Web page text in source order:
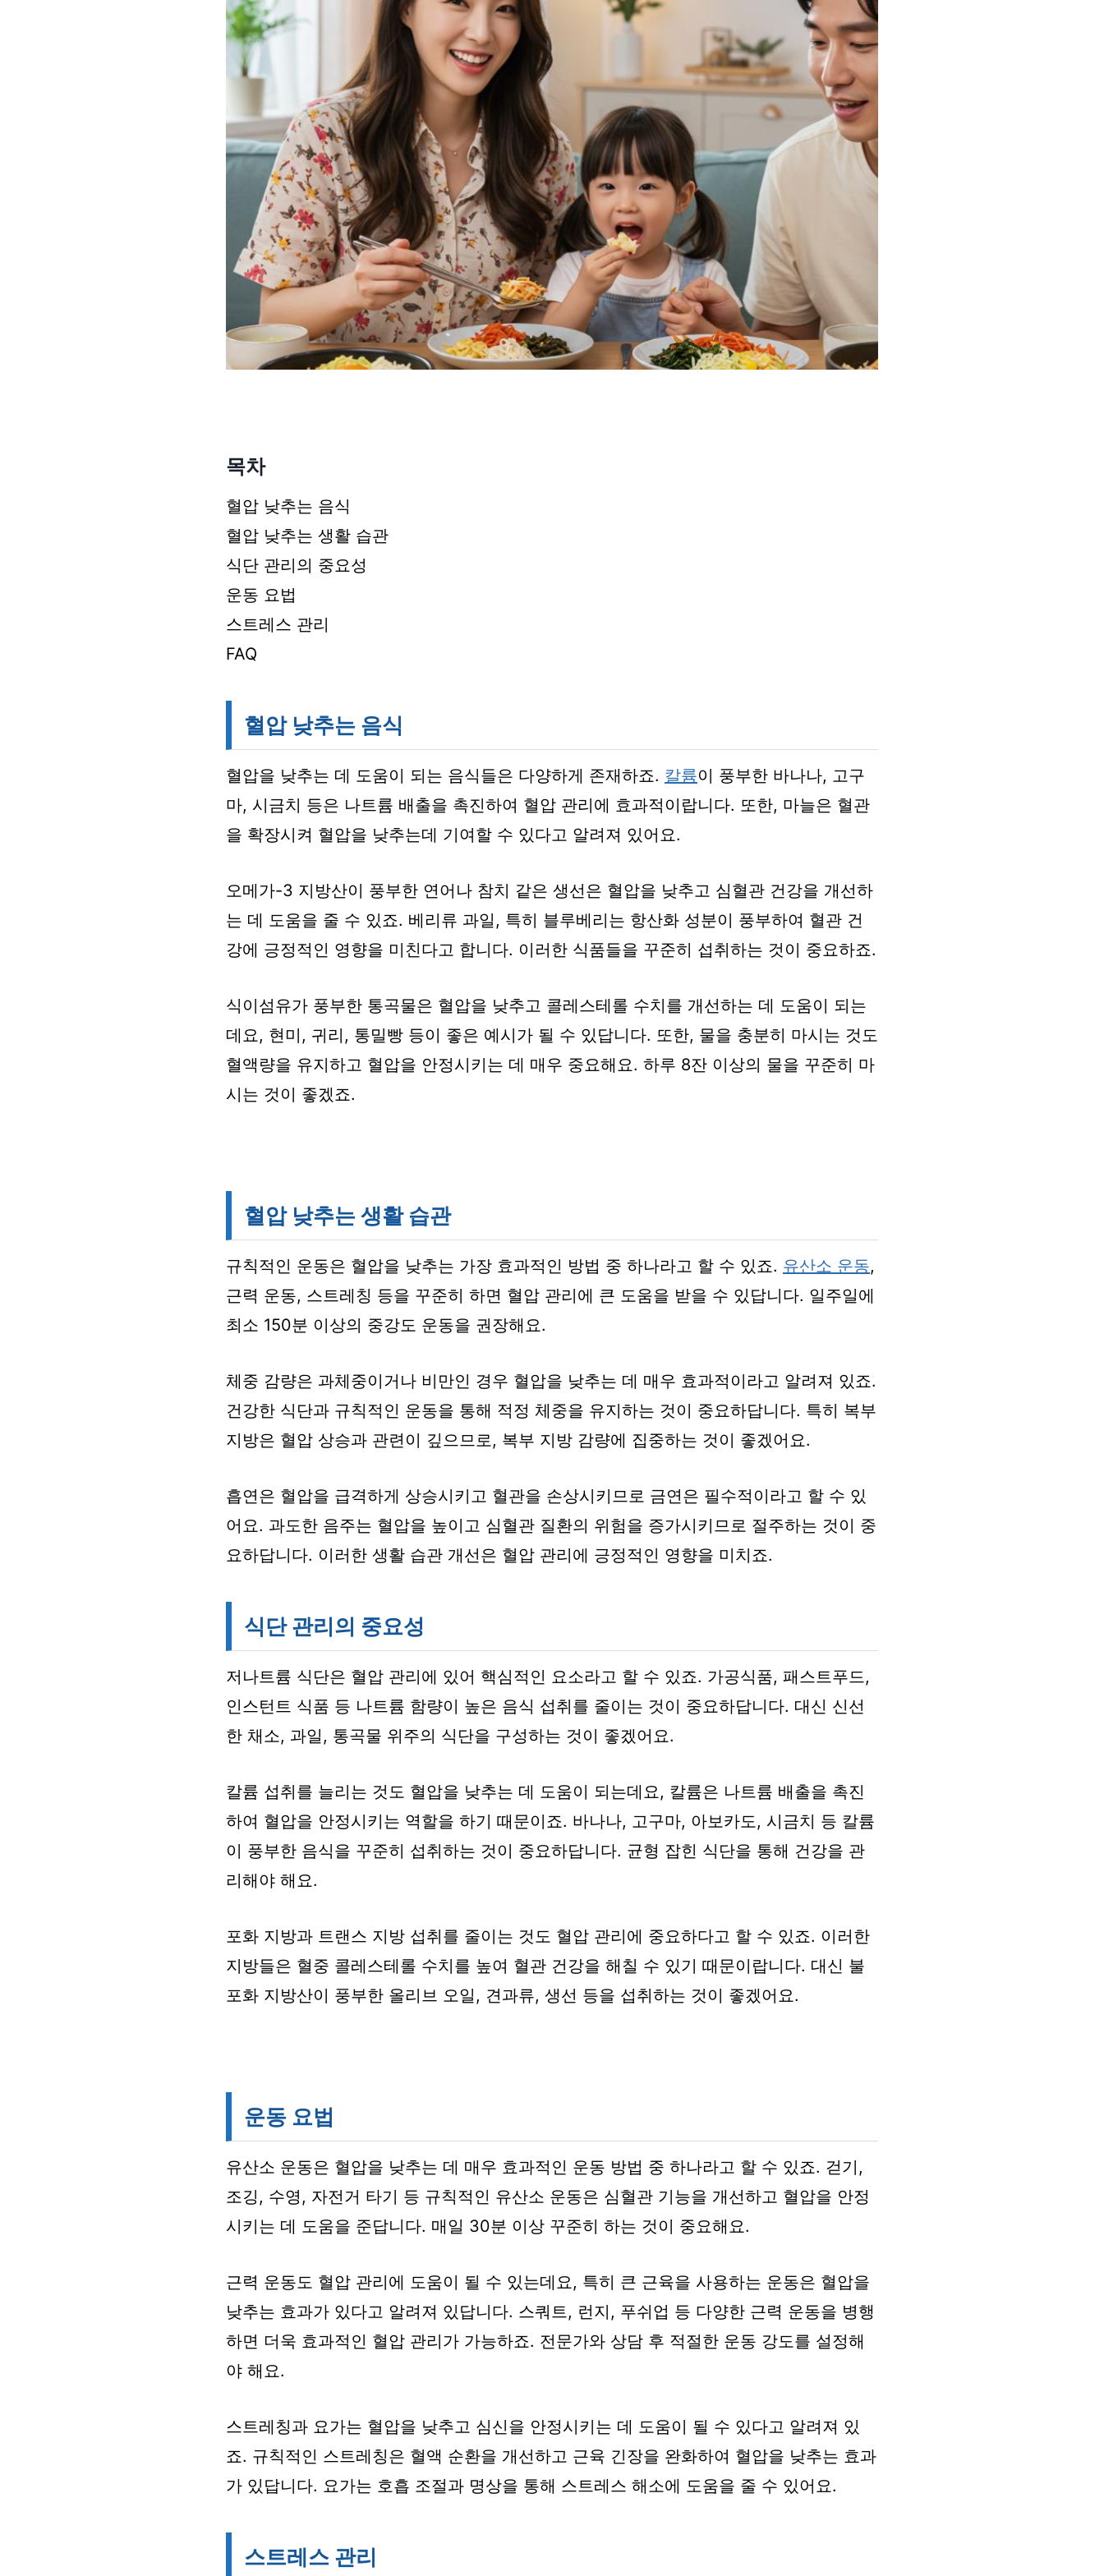
목차
혈압 낮추는 음식
혈압 낮추는 생활 습관
식단 관리의 중요성
운동 요법
스트레스 관리
FAQ
혈압 낮추는 음식
혈압을 낮추는 데 도움이 되는 음식들은 다양하게 존재하죠. 칼륨이 풍부한 바나나, 고구
마, 시금치 등은 나트륨 배출을 촉진하여 혈압 관리에 효과적이랍니다. 또한, 마늘은 혈관
을 확장시켜 혈압을 낮추는데 기여할 수 있다고 알려져 있어요.
오메가-3 지방산이 풍부한 연어나 참치 같은 생선은 혈압을 낮추고 심혈관 건강을 개선하
는 데 도움을 줄 수 있죠. 베리류 과일, 특히 블루베리는 항산화 성분이 풍부하여 혈관 건
강에 긍정적인 영향을 미친다고 합니다. 이러한 식품들을 꾸준히 섭취하는 것이 중요하죠.
식이섬유가 풍부한 통곡물은 혈압을 낮추고 콜레스테롤 수치를 개선하는 데 도움이 되는
데요, 현미, 귀리, 통밀빵 등이 좋은 예시가 될 수 있답니다. 또한, 물을 충분히 마시는 것도
혈액량을 유지하고 혈압을 안정시키는 데 매우 중요해요. 하루 8잔 이상의 물을 꾸준히 마
시는 것이 좋겠죠.
혈압 낮추는 생활 습관
규칙적인 운동은 혈압을 낮추는 가장 효과적인 방법 중 하나라고 할 수 있죠. 유산소 운동,
근력 운동, 스트레칭 등을 꾸준히 하면 혈압 관리에 큰 도움을 받을 수 있답니다. 일주일에
최소 150분 이상의 중강도 운동을 권장해요.
체중 감량은 과체중이거나 비만인 경우 혈압을 낮추는 데 매우 효과적이라고 알려져 있죠.
건강한 식단과 규칙적인 운동을 통해 적정 체중을 유지하는 것이 중요하답니다. 특히 복부
지방은 혈압 상승과 관련이 깊으므로, 복부 지방 감량에 집중하는 것이 좋겠어요.
흡연은 혈압을 급격하게 상승시키고 혈관을 손상시키므로 금연은 필수적이라고 할 수 있
어요. 과도한 음주는 혈압을 높이고 심혈관 질환의 위험을 증가시키므로 절주하는 것이 중
요하답니다. 이러한 생활 습관 개선은 혈압 관리에 긍정적인 영향을 미치죠.
식단 관리의 중요성
저나트륨 식단은 혈압 관리에 있어 핵심적인 요소라고 할 수 있죠. 가공식품, 패스트푸드,
인스턴트 식품 등 나트륨 함량이 높은 음식 섭취를 줄이는 것이 중요하답니다. 대신 신선
한 채소, 과일, 통곡물 위주의 식단을 구성하는 것이 좋겠어요.
칼륨 섭취를 늘리는 것도 혈압을 낮추는 데 도움이 되는데요, 칼륨은 나트륨 배출을 촉진
하여 혈압을 안정시키는 역할을 하기 때문이죠. 바나나, 고구마, 아보카도, 시금치 등 칼륨
이 풍부한 음식을 꾸준히 섭취하는 것이 중요하답니다. 균형 잡힌 식단을 통해 건강을 관
리해야 해요.
포화 지방과 트랜스 지방 섭취를 줄이는 것도 혈압 관리에 중요하다고 할 수 있죠. 이러한
지방들은 혈중 콜레스테롤 수치를 높여 혈관 건강을 해칠 수 있기 때문이랍니다. 대신 불
포화 지방산이 풍부한 올리브 오일, 견과류, 생선 등을 섭취하는 것이 좋겠어요.
운동 요법
유산소 운동은 혈압을 낮추는 데 매우 효과적인 운동 방법 중 하나라고 할 수 있죠. 걷기,
조깅, 수영, 자전거 타기 등 규칙적인 유산소 운동은 심혈관 기능을 개선하고 혈압을 안정
시키는 데 도움을 준답니다. 매일 30분 이상 꾸준히 하는 것이 중요해요.
근력 운동도 혈압 관리에 도움이 될 수 있는데요, 특히 큰 근육을 사용하는 운동은 혈압을
낮추는 효과가 있다고 알려져 있답니다. 스쿼트, 런지, 푸쉬업 등 다양한 근력 운동을 병행
하면 더욱 효과적인 혈압 관리가 가능하죠. 전문가와 상담 후 적절한 운동 강도를 설정해
야 해요.
스트레칭과 요가는 혈압을 낮추고 심신을 안정시키는 데 도움이 될 수 있다고 알려져 있
죠. 규칙적인 스트레칭은 혈액 순환을 개선하고 근육 긴장을 완화하여 혈압을 낮추는 효과
가 있답니다. 요가는 호흡 조절과 명상을 통해 스트레스 해소에 도움을 줄 수 있어요.
스트레스 관리